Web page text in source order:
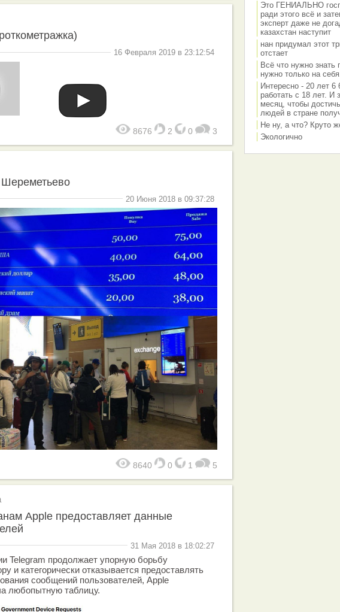
16 Февраля 2019 в 23:12:54
8676 2 0 3
20 Июня 2018 в 09:37:28
8640 0 1 5
Apple предоставляет данные
31 Мая 2018 в 18:02:27
Telegram продолжает упорную борьбу
и категорически отказывается предоставлять
сообщений пользователей, Apple
любопытную таблицу.
Это ГЕНИАЛЬНО
ради этого всё и
эксперт даже не
казахстан наступит
нан придумал этот
отстает
Всё что нужно знать
нужно только на
Интересно - 20 лет 6
работать с 18 лет. И
месяц, чтобы
людей в стране
Не ну, а что? Круто
Экологично